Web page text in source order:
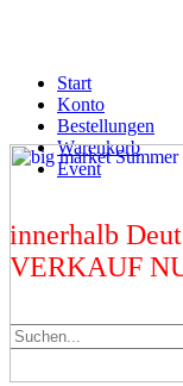
Start
Konto
Bestellungen
Warenkorb
Event
innerhalb
VERKAUF